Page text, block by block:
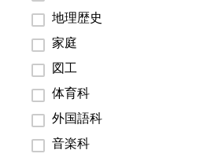
地理歴史
家庭
図工
体育科
外国語科
音楽科